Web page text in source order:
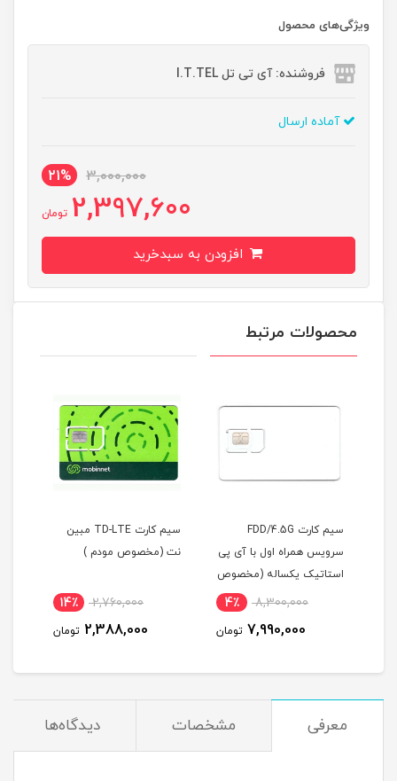
ویژگی‌های محصول
فروشنده: آی تی تل I.T.TEL
آماده ارسال
3,000,000
21%
2,397,600 تومان
محصولات مرتبط
سیم کارت FDD/4.5G
سرویس همراه اول با آی پی
استاتیک یکساله (مخصوص
8,300,000 4٪
7,990,000 تومان
سیم کارت TD-LTE مبین
نت (مخصوص مودم )
2,760,000 14٪
2,388,000 تومان
معرفی مشخصات دیدگاه‌ها